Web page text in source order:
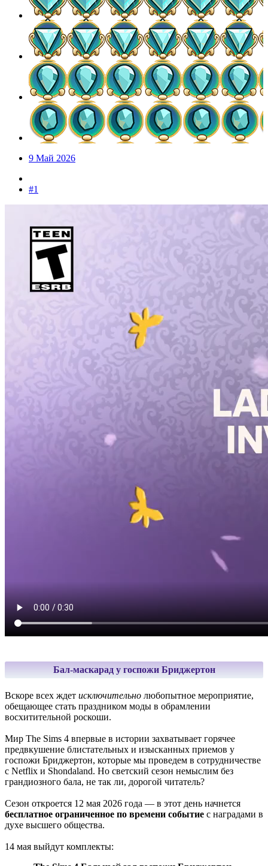
9 Май 2026
#1
Бал-маскарад у госпожи Бриджертон
Вскоре всех ждет исключительно любопытное мероприятие,
обещающее стать праздником моды в обрамлении
восхитительной роскоши.
Мир The Sims 4 впервые в истории захватывает горячее
предвкушение блистательных и изысканных приемов у
госпожи Бриджертон, которые мы проведем в сотрудничестве
с Netflix и Shondaland. Но светский сезон немыслим без
грандиозного бала, не так ли, дорогой читатель?
Сезон откроется 12 мая 2026 года — в этот день начнется
бесплатное ограниченное по времени событие с наградами в
духе высшего общества.
14 мая выйдут комплекты: